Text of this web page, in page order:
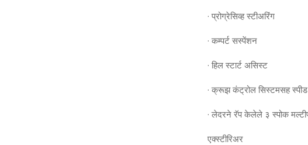
· प्रोग्रेसिव्‍ह स्‍टीअरिंग
· कम्‍पर्ट सस्‍पेंशन
· हिल स्‍टार्ट असिस्‍ट
· क्रूझ कंट्रोल सिस्‍टमसह स्‍पीड
· लेदरने रॅप केलेले ३ स्‍पोक
एक्‍स्‍टीरिअर